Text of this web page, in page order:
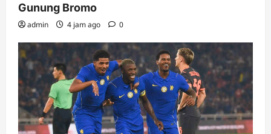
Gunung Bromo
admin 4 jam ago 0